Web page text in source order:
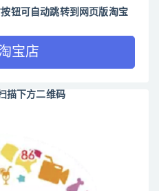
钮可自动跳转到网页版淘宝
宝店
描下方二维码